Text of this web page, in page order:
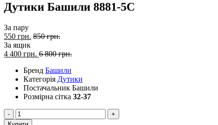
Дутики Башили 8881-5C
За пару
550 грн. 850 грн.
За ящик
4 400 грн. 6 800 грн.
Бренд Башили
Категорія Дутики
Постачальник Башили
Розмірна сітка 32-37
-
+